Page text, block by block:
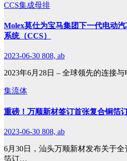
CCS集成母排
Molex莫仕为宝马集团下一代电动
系统（CCS）
2023-06-30 808, ab
2023年6月28日 – 全球领先的连接
集流体
重磅！万顺新材签订首张复合铜箔
2023-06-30 808, ab
6月30日，汕头万顺新材发布关于
箔订…